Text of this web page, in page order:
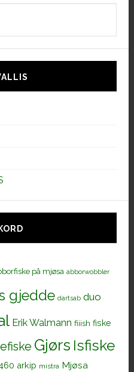
på mjøsa abborwobbler
gjedde dartsab duo
Erik Walmann fiiish fiske
Gjørs Isfiske
arkip mistra Mjøsa